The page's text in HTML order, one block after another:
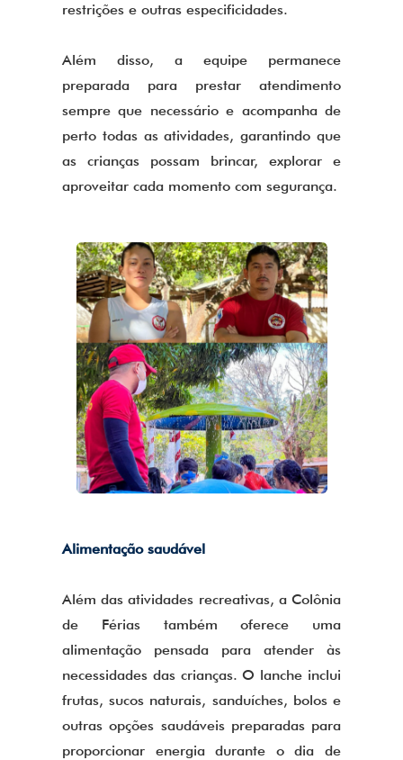
restrições e outras especificidades.
Além disso, a equipe permanece
preparada para prestar atendimento
sempre que necessário e acompanha de
perto todas as atividades, garantindo que
as crianças possam brincar, explorar e
aproveitar cada momento com segurança.
Alimentação saudável
Além das atividades recreativas, a Colônia
de Férias também oferece uma
alimentação pensada para atender às
necessidades das crianças. O lanche inclui
frutas, sucos naturais, sanduíches, bolos e
outras opções saudáveis preparadas para
proporcionar energia durante o dia de